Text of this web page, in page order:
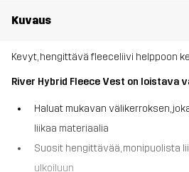
Kuvaus
Kevyt, hengittävä fleeceliivi helppoon
River Hybrid Fleece Vest on loistava
Haluat mukavan välikerroksen,
liikaa materiaalia
Suosit hengittävää, monipuolista
ulkoiluun